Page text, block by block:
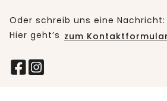
Oder schreib uns eine Nachricht:
Hier geht’s zum Kontaktformular